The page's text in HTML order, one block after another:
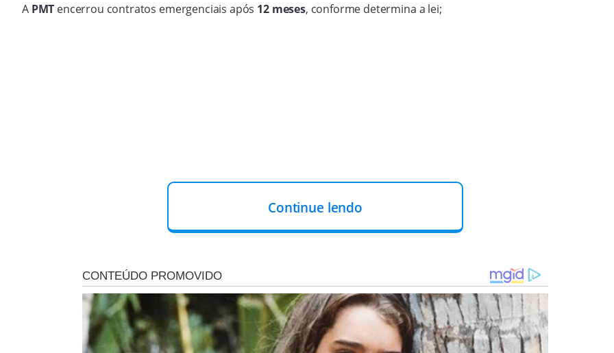
A PMT encerrou contratos emergenciais após 12 meses, conforme determina a lei;
e levou o caso à Justiça;
, apresentadas tardiamente e sem comprovação integral;
Continue lendo